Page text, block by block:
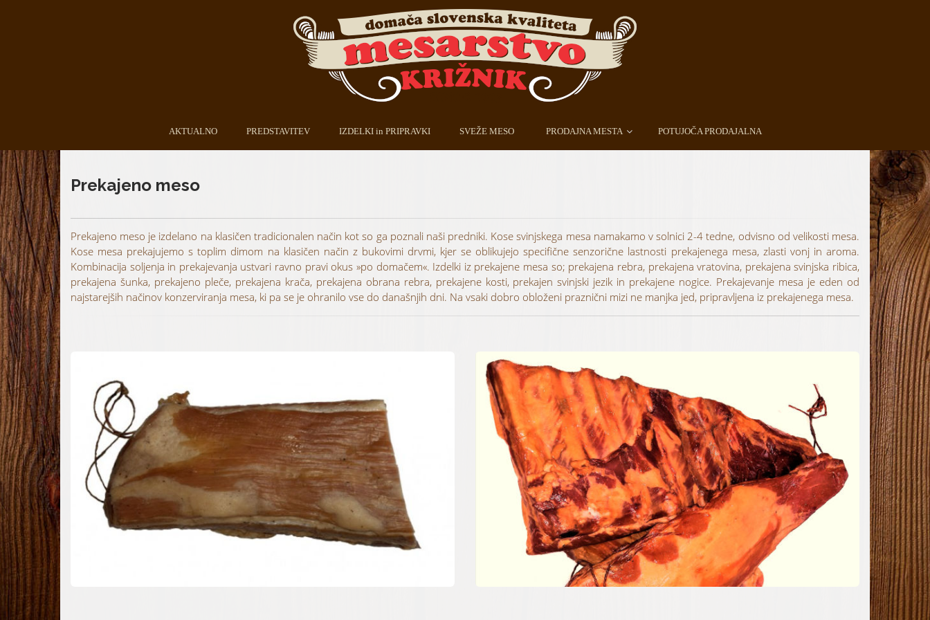
AKTUALNO PREDSTAVITEV IZDELKI in PRIPRAVKI SVEŽE MESO PRODAJNA MESTA POTUJOČA PRODAJALNA
Prekajeno meso
Prekajeno meso je izdelano na klasičen tradicionalen način kot so ga poznali naši predniki. Kose svinjskega mesa namakamo v solnici 2-4 tedne, odvisno od velikosti mesa.
Kose mesa prekajujemo s toplim dimom na klasičen način z bukovimi drvmi, kjer se oblikujejo specifične senzorične lastnosti prekajenega mesa, zlasti vonj in aroma.
Kombinacija soljenja in prekajevanja ustvari ravno pravi okus »po domačem«. Izdelki iz prekajene mesa so; prekajena rebra, prekajena vratovina, prekajena svinjska ribica,
prekajena šunka, prekajeno pleče, prekajena krača, prekajena obrana rebra, prekajene kosti, prekajen svinjski jezik in prekajene nogice. Prekajevanje mesa je eden od
najstarejših načinov konzerviranja mesa, ki pa se je ohranilo vse do današnjih dni. Na vsaki dobro obloženi praznični mizi ne manjka jed, pripravljena iz prekajenega mesa.